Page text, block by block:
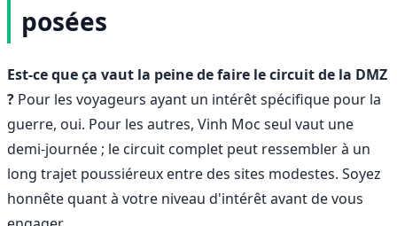
posées
Est-ce que ça vaut la peine de faire le circuit de la DMZ
? Pour les voyageurs ayant un intérêt spécifique pour la
guerre, oui. Pour les autres, Vinh Moc seul vaut une
demi-journée ; le circuit complet peut ressembler à un
long trajet poussiéreux entre des sites modestes. Soyez
honnête quant à votre niveau d'intérêt avant de vous